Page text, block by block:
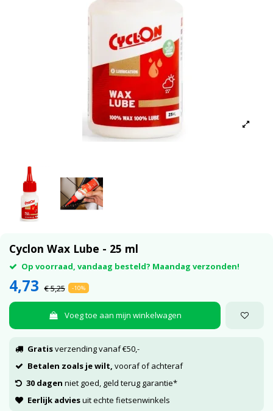
Cyclon Wax Lube - 25 ml
Op voorraad, vandaag besteld? Maandag verzonden!
4,73 € 5,25 -10%
Voeg toe aan mijn winkelwagen
Gratisverzending vanaf €50,-
Betalen zoals je wilt, vooraf of achteraf
30 dagen niet goed, geld terug garantie*
Eerlijk adviesuit echte fietsenwinkels